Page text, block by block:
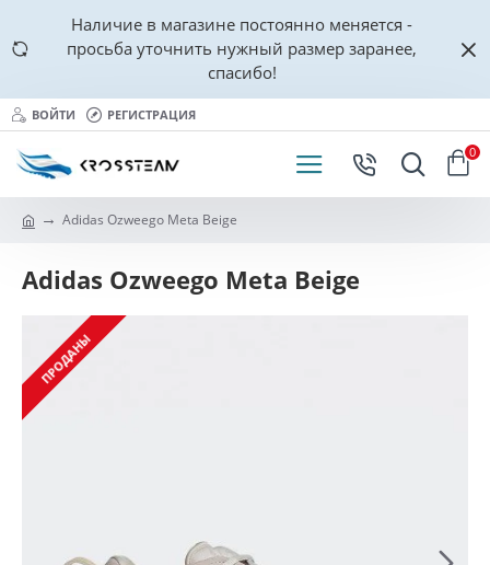
Наличие в магазине постоянно меняется -
просьба уточнить нужный размер заранее,
спасибо!
ВОЙТИ РЕГИСТРАЦИЯ
0
Adidas Ozweego Meta Beige
Adidas Ozweego Meta Beige
ПРОДАНЫ